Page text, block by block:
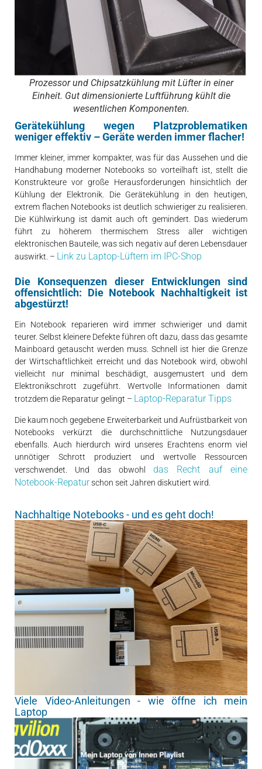
Prozessor und Chipsatzkühlung mit Lüfter in einer
Einheit. Gut dimensionierte Luftführung kühlt die
wesentlichen Komponenten.
Gerätekühlung wegen Platzproblematiken
weniger effektiv – Geräte werden immer flacher!
Immer kleiner, immer kompakter, was für das Aussehen und die
Handhabung moderner Notebooks so vorteilhaft ist, stellt die
Konstrukteure vor große Herausforderungen hinsichtlich der
Kühlung der Elektronik. Die Gerätekühlung in den heutigen,
extrem flachen Notebooks ist deutlich schwieriger zu realisieren.
Die Kühlwirkung ist damit auch oft gemindert. Das wiederum
führt zu höherem thermischem Stress aller wichtigen
elektronischen Bauteile, was sich negativ auf deren Lebensdauer
auswirkt. – Link zu Laptop-Lüftern im IPC-Shop
Die Konsequenzen dieser Entwicklungen sind
offensichtlich: Die Notebook Nachhaltigkeit ist
abgestürzt!
Ein Notebook reparieren wird immer schwieriger und damit
teurer. Selbst kleinere Defekte führen oft dazu, dass das gesamte
Mainboard getauscht werden muss. Schnell ist hier die Grenze
der Wirtschaftlichkeit erreicht und das Notebook wird, obwohl
vielleicht nur minimal beschädigt, ausgemustert und dem
Elektronikschrott zugeführt. Wertvolle Informationen damit
trotzdem die Reparatur gelingt – Laptop-Reparatur Tipps
Die kaum noch gegebene Erweiterbarkeit und Aufrüstbarkeit von
Notebooks verkürzt die durchschnittliche Nutzungsdauer
ebenfalls. Auch hierdurch wird unseres Erachtens enorm viel
unnötiger Schrott produziert und wertvolle Ressourcen
verschwendet. Und das obwohldas Recht auf eine
Notebook-Repaturschon seit Jahren diskutiert wird.
Nachhaltige Notebooks - und es geht doch!
Viele Video-Anleitungen - wie öffne ich mein
Laptop